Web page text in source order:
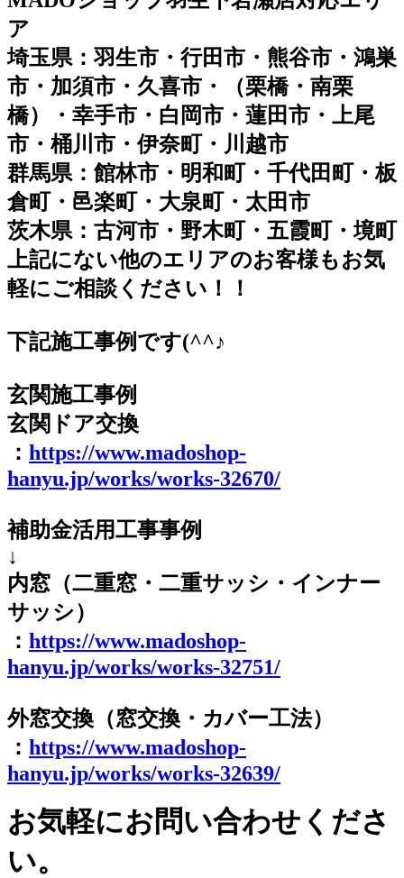
ア
埼玉県：羽生市・行田市・熊谷市・鴻巣
市・加須市・久喜市・（栗橋・南栗
橋）・幸手市・白岡市・蓮田市・上尾
市・桶川市・伊奈町・川越市
群馬県：館林市・明和町・千代田町・板
倉町・邑楽町・大泉町・太田市
茨木県：古河市・野木町・五霞町・境町
上記にない他のエリアのお客様もお気
軽にご相談ください！！
下記施工事例です(^^♪
玄関施工事例
玄関ドア交換
： https://www.madoshop-
hanyu.jp/works/works-32670/
補助金活用工事事例
↓
内窓（二重窓・二重サッシ・インナー
サッシ）
： https://www.madoshop-
hanyu.jp/works/works-32751/
外窓交換（窓交換・カバー工法）
： https://www.madoshop-
hanyu.jp/works/works-32639/
お気軽にお問い合わせくださ
い。